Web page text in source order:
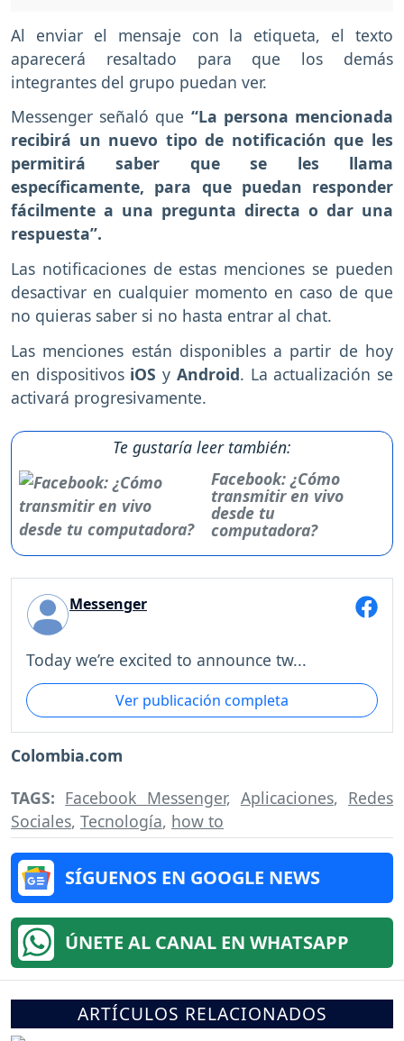
Al enviar el mensaje con la etiqueta, el texto
aparecerá resaltado para que los demás
integrantes del grupo puedan ver.
Messenger señaló que “La persona mencionada
recibirá un nuevo tipo de notificación que les
permitirá saber que se les llama
específicamente, para que puedan responder
fácilmente a una pregunta directa o dar una
respuesta”.
Las notificaciones de estas menciones se pueden
desactivar en cualquier momento en caso de que
no quieras saber si no hasta entrar al chat.
Las menciones están disponibles a partir de hoy
en dispositivos iOSy Android. La actualización se
activará progresivamente.
Te gustaría leer también:
Facebook: ¿Cómo
transmitir en vivo
desde tu
computadora?
Messenger
Today we’re excited to announce tw...
Ver publicación completa
Colombia.com
TAGS: Facebook Messenger, Aplicaciones, Redes
Sociales, Tecnología, how to
SÍGUENOS EN GOOGLE NEWS
ÚNETE AL CANAL EN WHATSAPP
ARTÍCULOS RELACIONADOS